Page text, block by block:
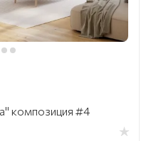
композиция #4